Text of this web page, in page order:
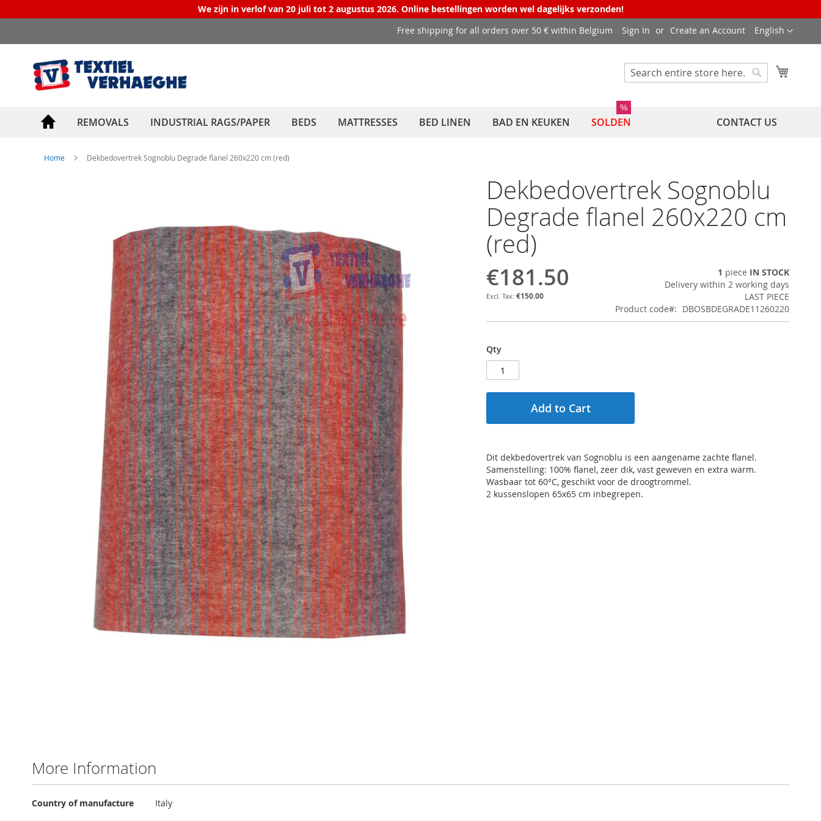
We zijn in verlof van 20 juli tot 2 augustus 2026. Online bestellingen worden wel dagelijks verzonden!
to
Language
English
Free shipping for all orders over 50 € within Belgium Sign In Create an Account
Search
REMOVALS INDUSTRIAL RAGS/PAPER BEDS MATTRESSES BED LINEN BAD EN KEUKEN SOLDEN
%
CONTACT US
Home Dekbedovertrek Sognoblu Degrade flanel 260x220 cm (red)
of
the
images
gallery
Dekbedovertrek Sognoblu
Degrade flanel 260x220 cm
(red)
€181.50
€150.00
1 piece IN STOCK
Delivery within 2 working days
LAST PIECE
Product code
DBOSBDEGRADE11260220
Qty
Add to Cart
Dit dekbedovertrek van Sognoblu is een aangename zachte flanel.
Samenstelling: 100% flanel, zeer dik, vast geweven en extra warm.
Wasbaar tot 60°C, geschikt voor de droogtrommel.
2 kussenslopen 65x65 cm inbegrepen.
More Information
More
Information
Country of manufacture
Italy